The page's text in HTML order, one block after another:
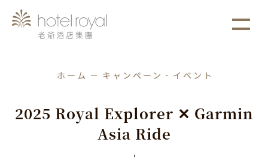
ホーム キャンペーン．イベント
2025 Royal Explorer ✕ Garmin
Asia Ride